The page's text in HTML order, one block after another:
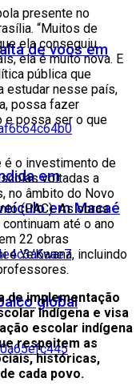
de voos em
em
em Macaé
global
presente no
“Muitos de
ela conseguiu
ela é muito nova. E
pública que
estudar nesse país,
possa fazer
e possa ser o que
é o investimento de
voltadas a
no âmbito do Novo
(PAC). As obras
até o ano
22 obras
Ye’Kwana, incluindo
de implementação
Indígena e visa
escolar indígena
respeitem as
históricas,
cada povo.